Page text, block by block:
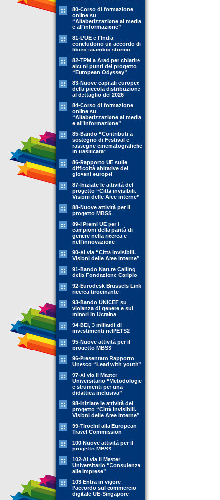
80-Corso di formazione
online su
“Alfabetizzazione ai media
e all’informazione”
81-L’UE e l’India
concludono un accordo di
libero scambio storico
82-TPM a Arad per chiarire
alcuni punti del progetto
“European Odyssey”
83-Nuove capitali europee
della piccola distribuzione
al dettaglio del 2026
84-Corso di formazione
online su
“Alfabetizzazione ai media
e all’informazione”
85-Bando “Contributi a
sostegno di Festival e
rassegne cinematografiche
in Basilicata”
86-Rapporto UE sulle
difficoltà abitative dei
giovani europei
87-Iniziate le attività del
progetto “Città invisibili.
Visioni delle Aree interne”
88-Nuove attività per il
progetto MBSS
89-l Premi UE per i
campioni della parità di
genere nella ricerca e
nell’innovazione
90-Al via “Città invisibili.
Visioni delle Aree interne”
91-Bando Nature Calling
della Fondazione Cariplo
92-Eurodesk Brussels Link
ricerca tirocinante
93-Bando UNICEF su
violenza di genere e sui
minori in Ucraina
94-BEI, 3 miliardi di
investimenti nell’ETS2
95-Nuove attività per il
progetto MBSS
96-Presentato Rapporto
Unesco “Lead with youth”
97-Al via il Master
Universitario “Metodologie
e strumenti per una
didattica inclusiva”
98-Iniziate le attività del
progetto “Città invisibili.
Visioni delle Aree interne”
99-Tirocini alla European
Travel Commission
100-Nuove attività per il
progetto MBSS
102-Al via il Master
Universitario “Consulenza
alle Imprese”
103-Entra in vigore
l’accordo sul commercio
digitale UE-Singapore